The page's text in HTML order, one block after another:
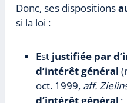
Donc, ses dispositions
si la loi :
Est justifiée par
d’intérêt général
oct. 1999, aff.
d’intérêt général ;